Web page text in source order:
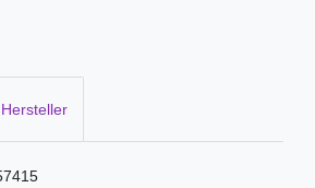
Hersteller